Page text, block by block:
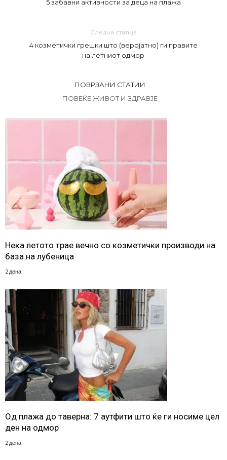
5 забавни активности за деца на плажа
Следна статија
4 козметички грешки што (веројатно) ги правите
на летниот одмор
ПОВРЗАНИ СТАТИИ
ПОВЕЌЕ ЖИВОТ И ЗДРАВЈЕ
Нека летото трае вечно со козметички производи на
база на лубеница
2 дена
Од плажа до таверна: 7 аутфити што ќе ги носиме цел
ден на одмор
2 дена